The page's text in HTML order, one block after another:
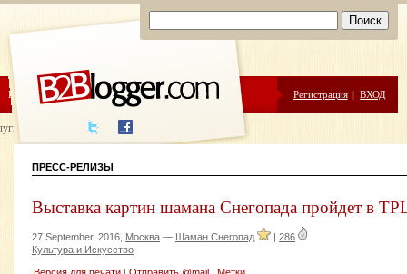
ЦЕНЫ ПОМОЩЬ Регистрация | ВХОД
написания
ПРЕСС-РЕЛИЗЫ
Выставка картин шамана Снегопада пройдет в
27 September, 2016, Москва — Шаман Снегопад | 286
Культура и Искусство